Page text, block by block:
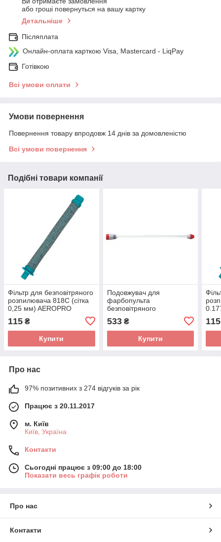
або гроші повернуться на вашу картку
Детальніше
Післяплата
Онлайн-оплата карткою Visa, Mastercard - LiqPay
Готівкою
Всі умови оплати
Умови повернення
Повернення товару впродовж 14 днів за домовленістю
Всі умови повернення
Подібні товари компанії
Фільтр для безповітряного
розпилювача 818C (сітка
0,25 мм) AEROPRO
115 ₴
Купити
Подовжувач для
фарбопульта
безповітряного
AEROPRO AP8641-4
533₴
Купити
115
Про нас
97% позитивних з 274 відгуків за рік
Працює з 20.11.2017
м. Київ
Київ, Україна
Контакти
Сьогодні працює з 09:00 до 18:00
Показати весь графік роботи
Про нас
Контакти